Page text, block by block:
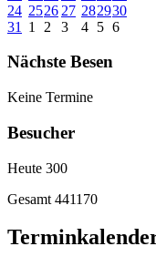
24 2526 27 282930
31
1 2 3 4 5 6
Nächste Besen
Keine Termine
Besucher
Heute 300
Gesamt 441170